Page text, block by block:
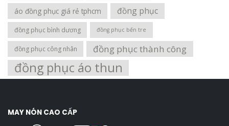
áo đồng phục giá rẻ tphcm đồng phục
đồng phục bình dương đồng phục bến tre
đồng phục công nhân đồng phục thành công
đồng phục áo thun
MAY NÓN CAO CẤP